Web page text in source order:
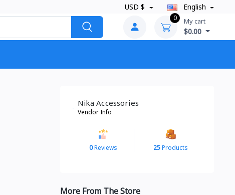
USD $ English
0 My cart
$0.00
Nika Accessories
Vendor Info
0Reviews 25Products
More From The Store